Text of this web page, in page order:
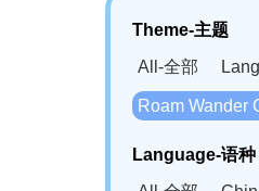
Theme-主题
All-全部
Roam Wander
Language-语种